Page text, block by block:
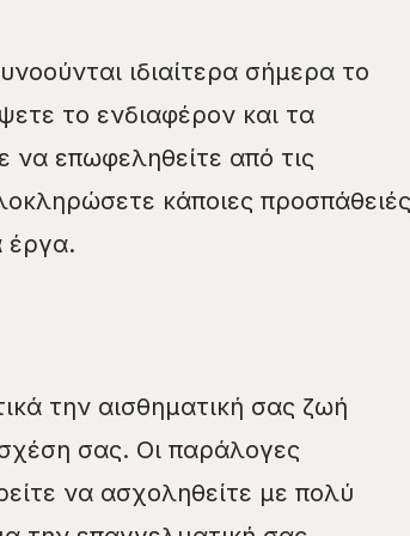
ιδιαίτερα σήμερα το
το ενδιαφέρον και τα
να επωφεληθείτε από τις
κάποιες προσπάθειές
έργα.
την αισθηματική σας ζωή
σας. Οι παράλογες
να ασχοληθείτε με πολύ